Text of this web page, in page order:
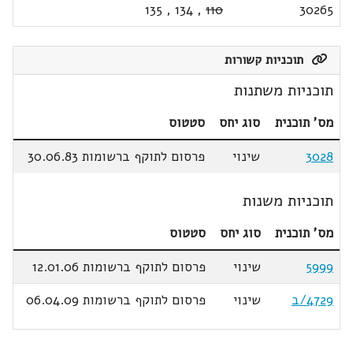
30265
110
,
134
,
135
תוכניות קשורות
תוכניות משתנות
מס' תוכנית סוג יחס
סטטוס
3028
שינוי פרסום לתוקף ברשומות 30.06.83
תוכניות משנות
מס' תוכנית סוג יחס
סטטוס
5999
שינוי
פרסום לתוקף ברשומות 12.01.06
4729/ב
שינוי פרסום לתוקף ברשומות 06.04.09